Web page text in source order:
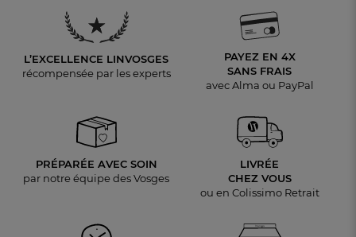
L’EXCELLENCE LINVOSGES
récompensée par les experts
PAYEZ EN 4X
SANS FRAIS
avec Alma ou PayPal
PRÉPARÉE AVEC SOIN
par notre équipe des Vosges
LIVRÉE
CHEZ VOUS
ou en Colissimo Retrait